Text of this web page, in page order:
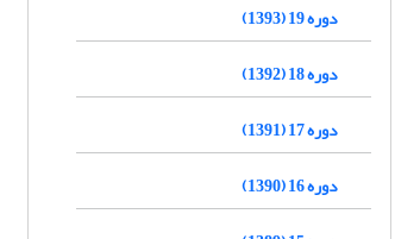
دوره 19 (1393)
دوره 18 (1392)
دوره 17 (1391)
دوره 16 (1390)